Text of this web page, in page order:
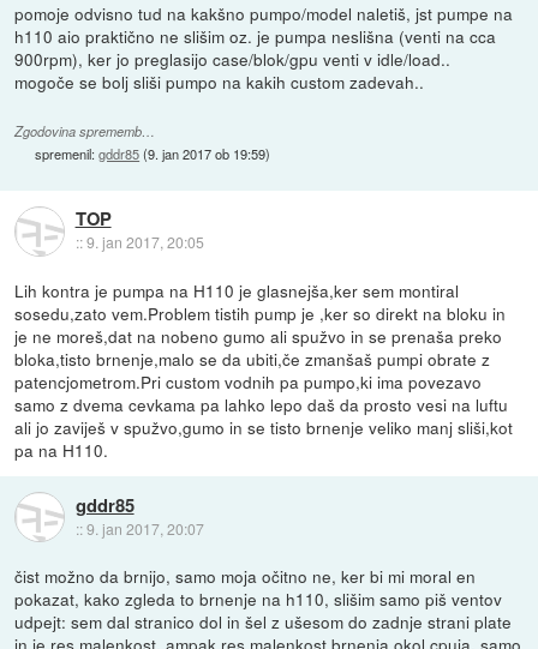
pomoje odvisno tud na kakšno pumpo/model naletiš, jst pumpe na
h110 aio praktično ne slišim oz. je pumpa neslišna (venti na cca
900rpm), ker jo preglasijo case/blok/gpu venti v idle/load..
mogoče se bolj sliši pumpo na kakih custom zadevah..
Zgodovina sprememb…
spremenil:gddr85(9. jan 2017 ob 19:59)
TOP
::9. jan 2017, 20:05
Lih kontra je pumpa na H110 je glasnejša,ker sem montiral
sosedu,zato vem.Problem tistih pump je ,ker so direkt na bloku in
je ne moreš,dat na nobeno gumo ali spužvo in se prenaša preko
bloka,tisto brnenje,malo se da ubiti,če zmanšaš pumpi obrate z
patencjometrom.Pri custom vodnih pa pumpo,ki ima povezavo
samo z dvema cevkama pa lahko lepo daš da prosto vesi na luftu
ali jo zaviješ v spužvo,gumo in se tisto brnenje veliko manj sliši,kot
pa na H110.
gddr85
::9. jan 2017, 20:07
čist možno da brnijo, samo moja očitno ne, ker bi mi moral en
pokazat, kako zgleda to brnenje na h110, slišim samo piš ventov
udpejt: sem dal stranico dol in šel z ušesom do zadnje strani plate